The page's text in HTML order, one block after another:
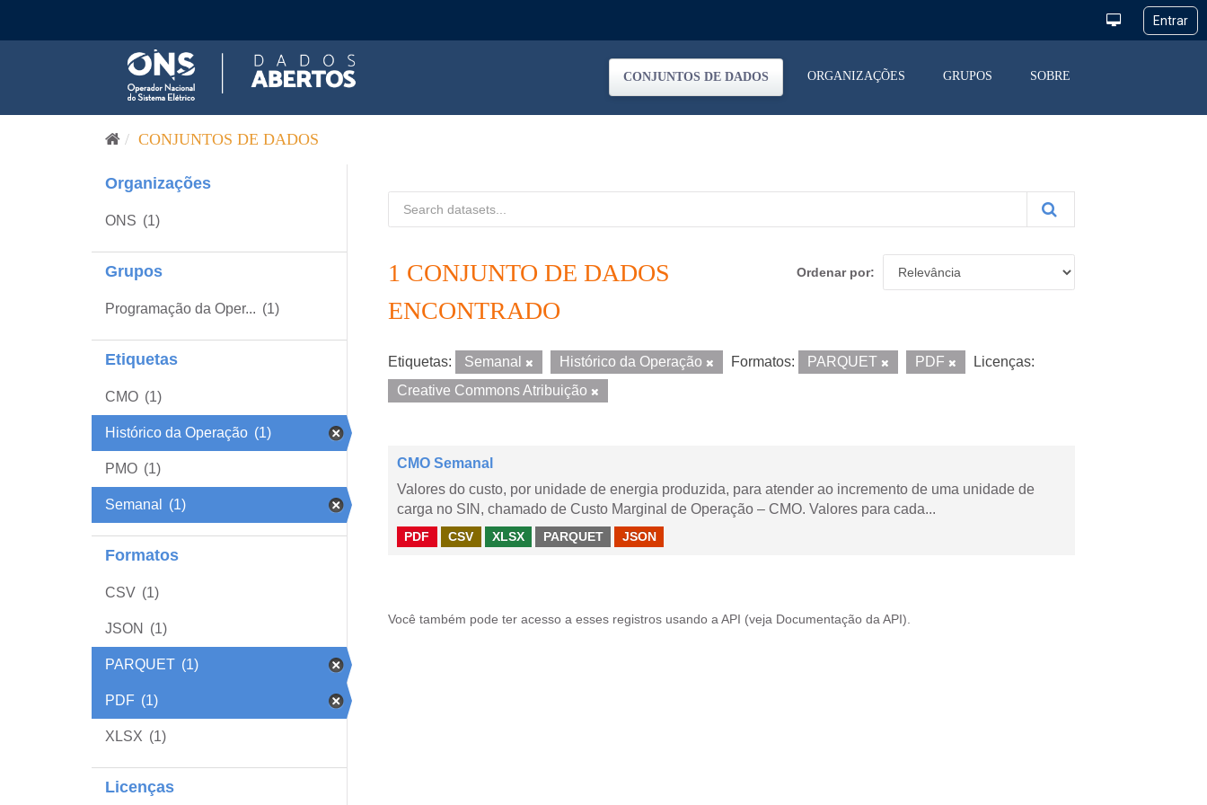
CONJUNTOS DE DADOS ORGANIZAÇÕES GRUPOS SOBRE
CONJUNTOS DE DADOS
Organizações
ONS (1)
Grupos
Programação da Oper... (1)
Etiquetas
CMO (1)
Histórico da Operação (1)
PMO (1)
Semanal (1)
Formatos
CSV (1)
JSON (1)
PARQUET (1)
PDF (1)
XLSX (1)
Licenças
Ordenar por
1 CONJUNTO DE DADOS
ENCONTRADO
Etiquetas: Semanal Histórico da Operação Formatos: PARQUET PDF
Licenças:
Creative Commons Atribuição
CMO Semanal
Valores do custo, por unidade de energia produzida, para atender ao incremento de uma unidade de
carga no SIN, chamado de Custo Marginal de Operação – CMO. Valores para cada...
PDF CSV XLSX PARQUET JSON
Você também pode ter acesso a esses registros usando a API (veja Documentação da API ).